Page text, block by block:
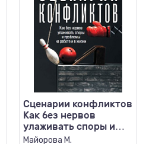
Сценарии конфликтов
Как без нервов
улаживать споры и
проблемы на работе и
Майорова М.